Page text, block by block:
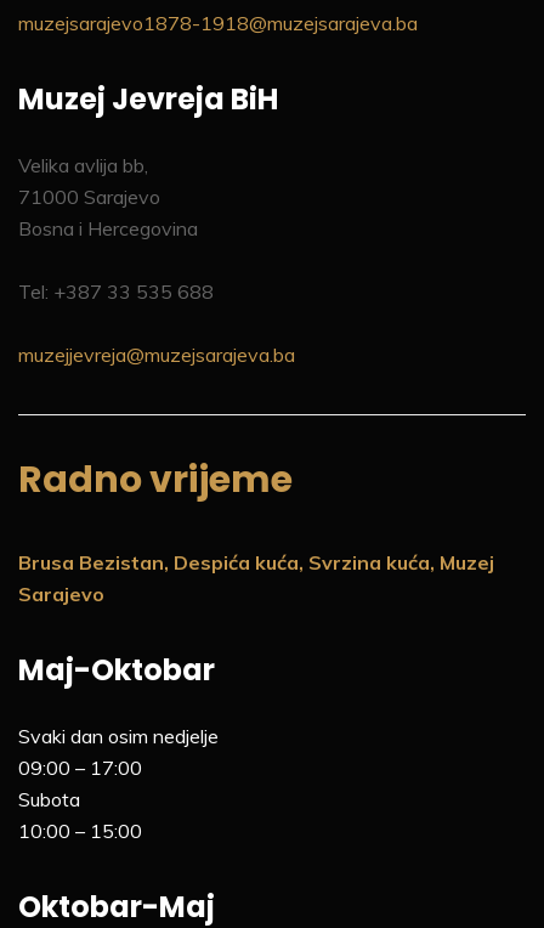
muzejsarajevo1878-1918@muzejsarajeva.ba
Muzej Jevreja BiH
Velika avlija bb,
71000 Sarajevo
Bosna i Hercegovina
Tel: +387 33 535 688
muzejjevreja@muzejsarajeva.ba
Radno vrijeme
Brusa Bezistan, Despića kuća, Svrzina kuća, Muzej
Sarajevo
Maj-Oktobar
Svaki dan osim nedjelje
09:00 – 17:00
Subota
10:00 – 15:00
Oktobar-Maj